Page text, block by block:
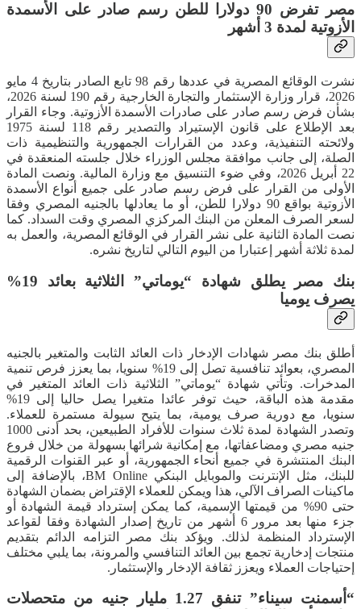
مصر تفرض 90 دولارا للطن رسم صادر على الأسمدة
الأزوتية لمدة 3 أشهر
نشرت الوقائع المصرية في عددها رقم 98 تابع الصادر بتاريخ 4 مايو
2026، قرار وزارة الإستثمار والتجارة الخارجية رقم 190 لسنة 2026،
بشأن فرض رسم صادر على صادرات الأسمدة الأزوتية. وجاء القرار
بعد الإطلاع على قانون الإستيراد والتصدير رقم 118 لسنة 1975
ولائحته التنفيذية، وعدد من القرارات الجمهورية والتنظيمية ذات
الصلة، إلى جانب موافقة مجلس الوزراء خلال جلسته المنعقدة في
22 أبريل 2026، وفي ضوء التنسيق مع وزارة المالية. ونصت المادة
الأولى من القرار على فرض رسم صادر على جميع أنواع الأسمدة
الأزوتية بواقع 90 دولارا للطن، أو ما يعادلها بالجنيه المصري وفقا
لسعر الصرف المعلن من البنك المركزي المصري وقت السداد. كما
نصت المادة الثانية على نشر القرار في الوقائع المصرية، والعمل به
لمدة ثلاثة أشهر إعتبارا من اليوم التالي لتاريخ نشره.
بنك مصر يطلق شهادة “يوماتي” الثلاثية بعائد 19%
يصرف يوميا
أطلق بنك مصر شهادات الإدخار ذات العائد الثابت والمتغير بالجنيه
المصري، بعوائد تنافسية تصل إلى 19% سنويا، بما يعزز فرص تنمية
المدخرات. وتأتي شهادة “يوماتي” الثلاثية ذات العائد المتغير في
مقدمة هذه الباقة، حيث توفر عائدا متغيرا يصل حاليا إلى 19%
سنويا، مع دورية صرف يومية، بما يتيح سيولة مستمرة للعملاء.
وتصدر الشهادة لمدة ثلاث سنوات للأفراد الطبيعين، بحد أدنى 1000
جنيه مصري ومضاعفاتها، مع إمكانية شرائها بسهولة من خلال فروع
البنك المنتشرة في جميع أنحاء الجمهورية، أو عبر القنوات الرقمية
للبنك، مثل الإنترنت والموبايل البنكي BM Online، بالإضافة إلى
ماكينات الصراف الآلي، هذا ويمكن للعملاء الإقتراض بضمان الشهادة
حتى 90% من قيمتها الإسمية، كما يمكن إسترداد قيمة الشهادة أو
جزء منها بعد مرور 6 أشهر من تاريخ إصدار الشهادة وفقا لقواعد
الإسترداد المنظمة لذلك. ويؤكد بنك مصر التزامه الدائم بتقديم
منتجات إدخارية تجمع بين العائد التنافسي والمرونة، بما يلبي مختلف
إحتياجات العملاء ويعزز ثقافة الإدخار والإستثمار.
“أسمنت سيناء” تنفق 1.27 مليار جنيه من متحصلات